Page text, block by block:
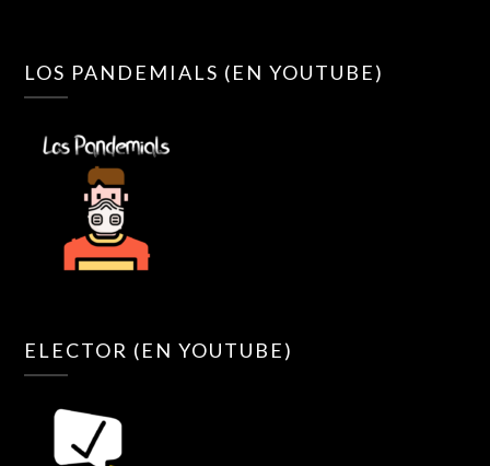
LOS PANDEMIALS (EN YOUTUBE)
ELECTOR (EN YOUTUBE)